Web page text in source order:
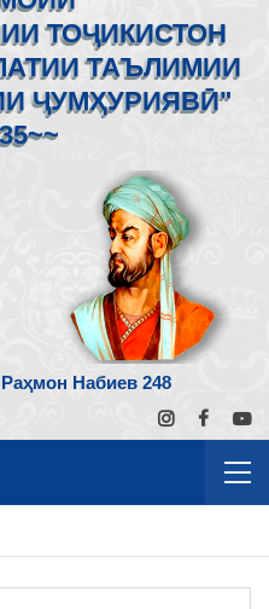
ТОҶИКИСТОН
ТАЪЛИМИИ
ҶУМҲУРИЯВӢ"
Раҳмон Набиев 248